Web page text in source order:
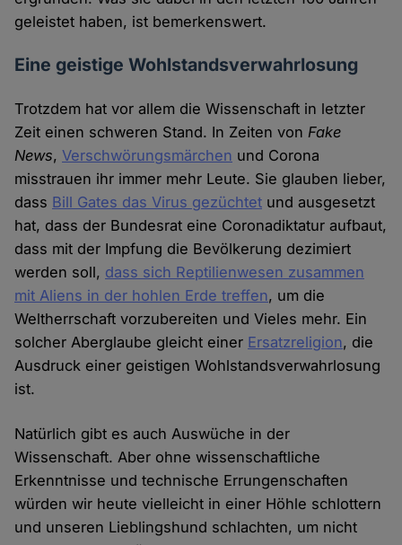
geleistet haben, ist bemerkenswert.
Eine geistige Wohlstandsverwahrlosung
Trotzdem hat vor allem die Wissenschaft in letzter
Zeit einen schweren Stand. In Zeiten vonFake
News,Verschwörungsmärchen und Corona
misstrauen ihr immer mehr Leute. Sie glauben lieber,
dass Bill Gates das Virus gezüchtet und ausgesetzt
hat, dass der Bundesrat eine Coronadiktatur aufbaut,
dass mit der Impfung die Bevölkerung dezimiert
werden soll, dass sich Reptilienwesen zusammen
mit Aliens in der hohlen Erde treffen, um die
Weltherrschaft vorzubereiten und Vieles mehr. Ein
solcher Aberglaube gleicht einer Ersatzreligion, die
Ausdruck einer geistigen Wohlstandsverwahrlosung
ist.
Natürlich gibt es auch Auswüche in der
Wissenschaft. Aber ohne wissenschaftliche
Erkenntnisse und technische Errungenschaften
würden wir heute vielleicht in einer Höhle schlottern
und unseren Lieblingshund schlachten, um nicht